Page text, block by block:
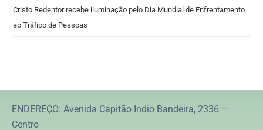
Cristo Redentor recebe iluminação pelo Dia Mundial de Enfrentamento
ao Tráfico de Pessoas
ENDEREÇO: Avenida Capitão Indio Bandeira, 2336 –
Centro